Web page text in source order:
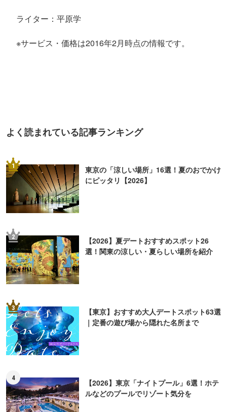
ライター：平原学
※サービス・価格は2016年2月時点の情報です。
よく読まれている記事ランキング
1
東京の「涼しい場所」16選！夏のおでかけ
にピッタリ【2026】
2
【2026】夏デートおすすめスポット26
選！関東の涼しい・夏らしい場所を紹介
3
【東京】おすすめ大人デートスポット63選
｜定番の遊び場から隠れた名所まで
4
【2026】東京「ナイトプール」6選！ホテ
ルなどのプールでリゾート気分を